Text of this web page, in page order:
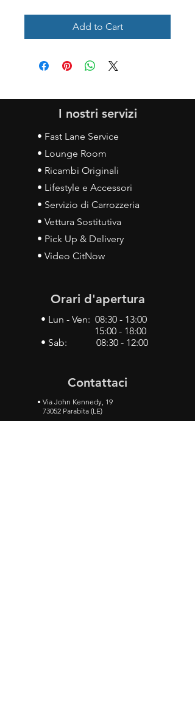
Add to Cart
I nostri servizi
• Fast Lane Service
• Lounge Room
• Ricambi Originali
• Lifestyle e Accessori
• Servizio di Carrozzeria
• Vettura Sostitutiva
• Pick Up & Delivery
• Video CitNow
Orari d'apertura
• Lun - Ven: 08:30 - 13:00
15:00 - 18:00
• Sab: 08:30 - 12:00
Contattaci
• Via John Kennedy, 19
73052 Parabita (LE)